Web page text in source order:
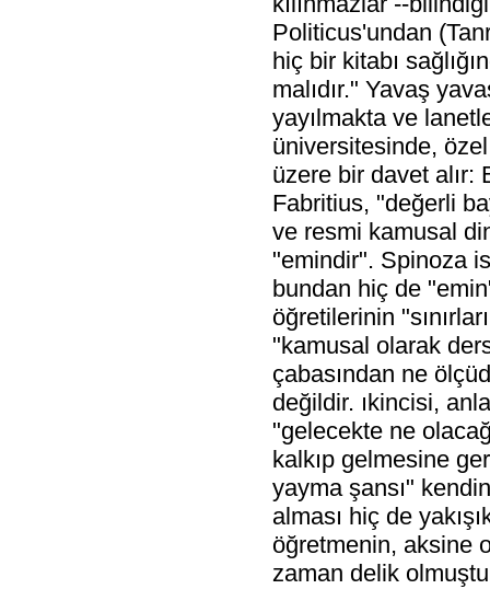
Politicus'undan
hiç bir kitabı
malıdır." Yavaş
yayılmakta ve
üniversitesinde,
üzere bir davet alır:
Fabritius, "değerli
ve resmi kamusal
"emindir". Spinoza
bundan hiç de
öğretilerinin
"kamusal olarak
çabasından ne
değildir. ıkincisi,
"gelecekte ne
kalkıp gelmesine
yayma şansı"
alması hiç de
öğretmenin, aksine
zaman delik